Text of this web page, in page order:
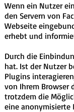
Wenn ein Nutzer
den Servern von
Webseite
erhebt und
Durch die
hat. Ist der Nutzer
Plugins
von Ihrem Browser
trotzdem die
eine anonymisierte